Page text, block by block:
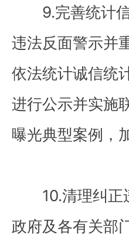
9.完善统计信
违法反面警示并
依法统计诚信统
进行公示并实施
曝光典型案例，
10.清理纠正违
政府及各有关部